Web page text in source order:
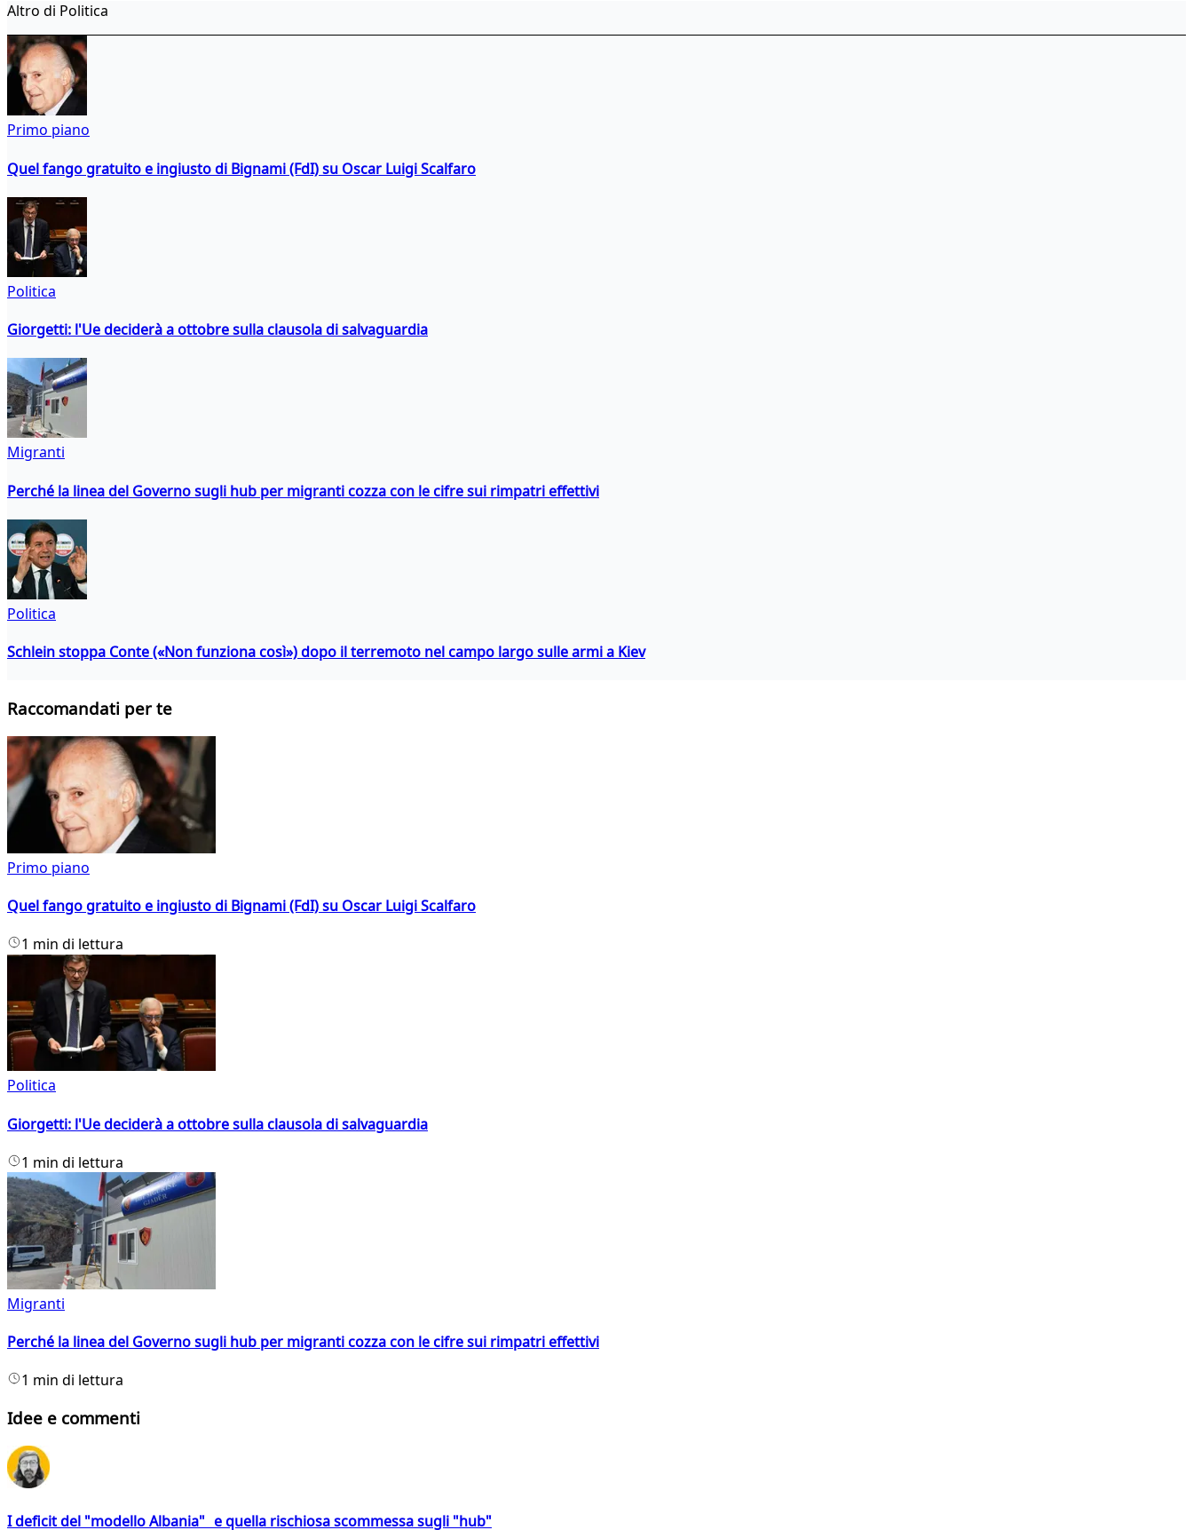
Altro di Politica
Primo piano
Quel fango gratuito e ingiusto di Bignami (FdI) su Oscar Luigi Scalfaro
Politica
Giorgetti: l'Ue deciderà a ottobre sulla clausola di salvaguardia
Migranti
Perché la linea del Governo sugli hub per migranti cozza con le cifre sui rimpatri effettivi
Politica
Schlein stoppa Conte («Non funziona così») dopo il terremoto nel campo largo sulle armi a Kiev
Raccomandati per te
Primo piano
Quel fango gratuito e ingiusto di Bignami (FdI) su Oscar Luigi Scalfaro
1 min di lettura
Politica
Giorgetti: l'Ue deciderà a ottobre sulla clausola di salvaguardia
1 min di lettura
Migranti
Perché la linea del Governo sugli hub per migranti cozza con le cifre sui rimpatri effettivi
1 min di lettura
Idee e commenti
I deficit del "modello Albania" e quella rischiosa scommessa sugli "hub"